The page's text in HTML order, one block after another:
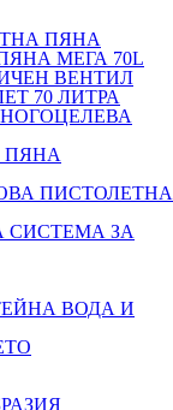
ПЯНА
МЕГА 70L
ВЕНТИЛ
70 ЛИТРА
ПЯНА
ПИСТОЛЕТНА
СИСТЕМА ЗА
ВОДА И